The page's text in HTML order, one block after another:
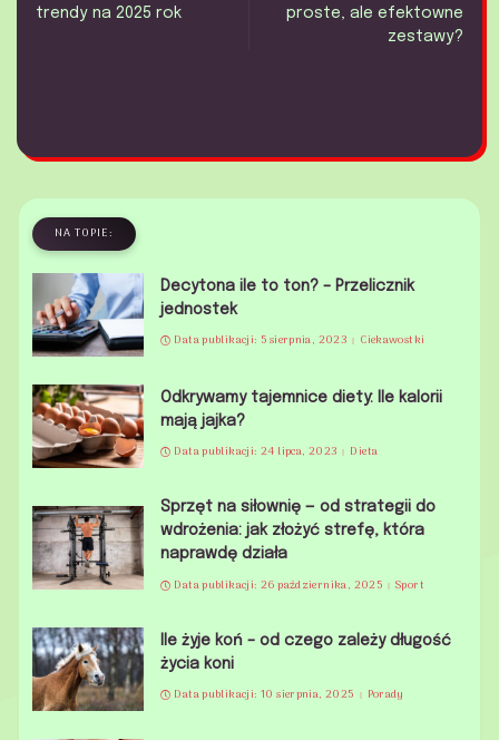
trendy na 2025 rok
proste, ale efektowne
zestawy?
NA TOPIE:
Decytona ile to ton? – Przelicznik
jednostek
Data publikacji: 5 sierpnia, 2023 Ciekawostki
Odkrywamy tajemnice diety: Ile kalorii
mają jajka?
Data publikacji: 24 lipca, 2023 Dieta
Sprzęt na siłownię — od strategii do
wdrożenia: jak złożyć strefę, która
naprawdę działa
Data publikacji: 26 października, 2025 Sport
Ile żyje koń – od czego zależy długość
życia koni
Data publikacji: 10 sierpnia, 2025 Porady